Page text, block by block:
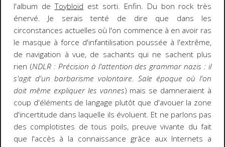
l'album deToybloïd est sorti. Enfin. Du bon rock très
énervé. Je serais tenté de dire que dans les
circonstances actuelles où l'on commence à en avoir ras
le masque à force d'infantilisation poussée à l'extrême,
de navigation à vue, de sachants qui ne sachent plus
rien (NDLR : Précision à l'attention des grammar nazis : il
s'agit d'un barbarisme volontaire. Sale époque où l'on
doit même expliquer les vannes) mais se damneraient à
coup d'éléments de langage plutôt que d'avouer la zone
d'incertitude dans laquelle ils évoluent. Et ne parlons pas
des complotistes de tous poils, preuve vivante du fait
que l'accès à la connaissance grâce aux Internets a